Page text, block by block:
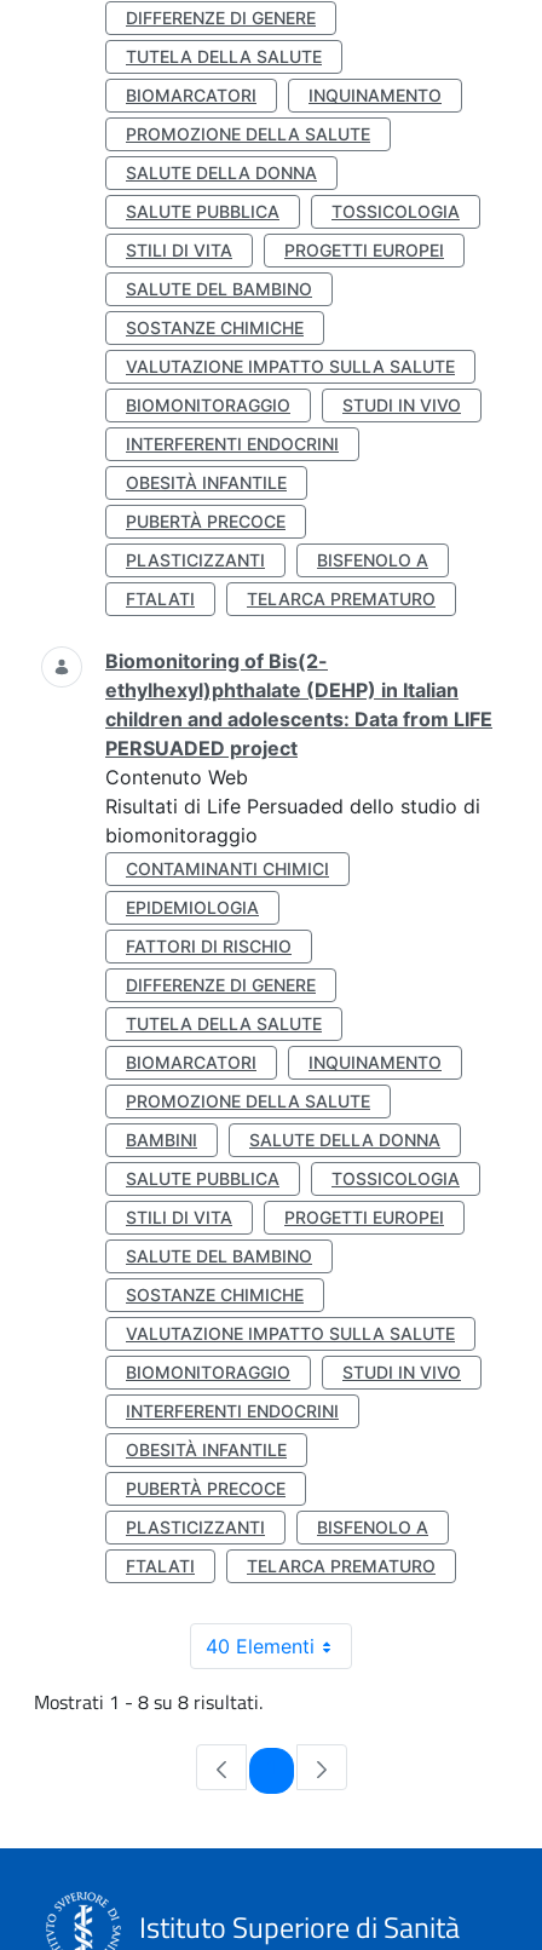
DIFFERENZE DI GENERE
TUTELA DELLA SALUTE
BIOMARCATORI
INQUINAMENTO
PROMOZIONE DELLA SALUTE
SALUTE DELLA DONNA
SALUTE PUBBLICA
TOSSICOLOGIA
STILI DI VITA
PROGETTI EUROPEI
SALUTE DEL BAMBINO
SOSTANZE CHIMICHE
VALUTAZIONE IMPATTO SULLA SALUTE
BIOMONITORAGGIO
STUDI IN VIVO
INTERFERENTI ENDOCRINI
OBESITÀ INFANTILE
PUBERTÀ PRECOCE
PLASTICIZZANTI
BISFENOLO A
FTALATI
TELARCA PREMATURO
Biomonitoring of Bis(2-
ethylhexyl)phthalate (DEHP) in Italian
children and adolescents: Data from LIFE
PERSUADED project
Contenuto Web
Risultati di Life Persuaded dello studio di
biomonitoraggio
CONTAMINANTI CHIMICI
EPIDEMIOLOGIA
FATTORI DI RISCHIO
DIFFERENZE DI GENERE
TUTELA DELLA SALUTE
BIOMARCATORI
INQUINAMENTO
PROMOZIONE DELLA SALUTE
BAMBINI
SALUTE DELLA DONNA
SALUTE PUBBLICA
TOSSICOLOGIA
STILI DI VITA
PROGETTI EUROPEI
SALUTE DEL BAMBINO
SOSTANZE CHIMICHE
VALUTAZIONE IMPATTO SULLA SALUTE
BIOMONITORAGGIO
STUDI IN VIVO
INTERFERENTI ENDOCRINI
OBESITÀ INFANTILE
PUBERTÀ PRECOCE
PLASTICIZZANTI
BISFENOLO A
FTALATI
TELARCA PREMATURO
40 Elementi
Mostrati 1 - 8 su 8 risultati.
Pagina
Istituto Superiore di Sanità